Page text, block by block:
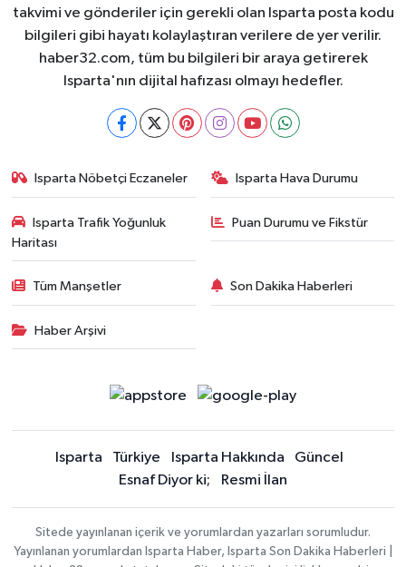
takvimi ve gönderiler için gerekli olan Isparta posta kodu
bilgileri gibi hayatı kolaylaştıran verilere de yer verilir.
haber32.com, tüm bu bilgileri bir araya getirerek
Isparta'nın dijital hafızası olmayı hedefler.
Isparta Nöbetçi Eczaneler Isparta Hava Durumu
Isparta Trafik Yoğunluk
Haritası
Puan Durumu ve Fikstür
Tüm Manşetler Son Dakika Haberleri
Haber Arşivi
Isparta Türkiye Isparta Hakkında
Güncel
Esnaf Diyor ki;
Resmi İlan
Sitede yayınlanan içerik ve yorumlardan yazarları sorumludur.
Yayınlanan yorumlardan Isparta Haber, Isparta Son Dakika Haberleri |